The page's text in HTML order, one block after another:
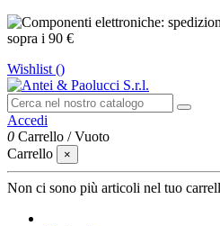
sopra i 90 €
Wishlist ()
Accedi
0 Carrello /Vuoto
Carrello
×
Non ci sono più articoli nel tuo